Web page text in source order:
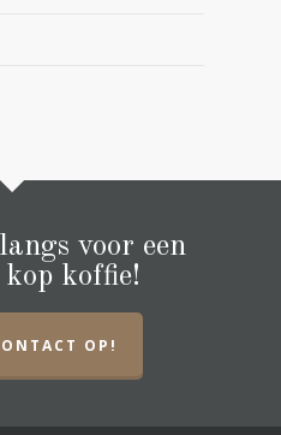
voor een
koffie!
OP!